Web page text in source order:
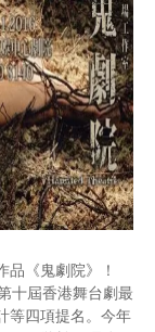
《鬼劇院》！
十屆香港舞台劇最
等四項提名。今年